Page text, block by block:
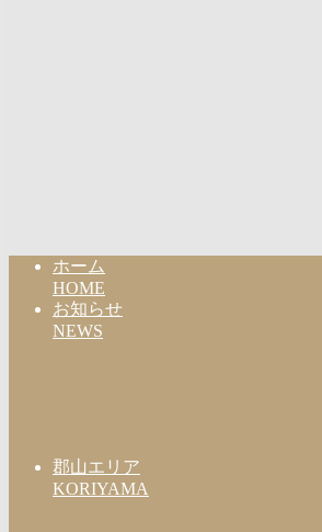
ホーム
HOME
お知らせ
NEWS
郡山エリア
KORIYAMA